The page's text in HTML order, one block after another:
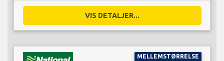
VIS DETALJER...
MELLEMSTØRRELSE